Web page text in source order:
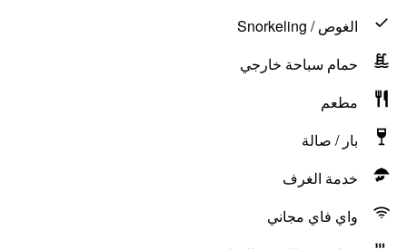
الغوص / Snorkeling
حمام سباحة خارجي
مطعم
بار / صالة
خدمة الغرف
واي فاي مجاني